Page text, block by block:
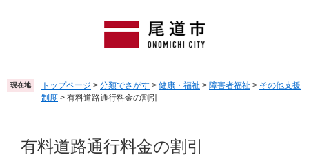
頭
で
飛
ば
現在地 トップページ > 分類でさがす > 健康・福祉 > 障害者福祉 > その他支援
制度 > 有料道路通行料金の割引
有料道路通行料金の割引